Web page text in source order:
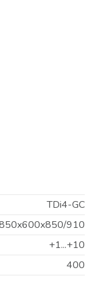
TDi4-GC
910
+1...+10
400